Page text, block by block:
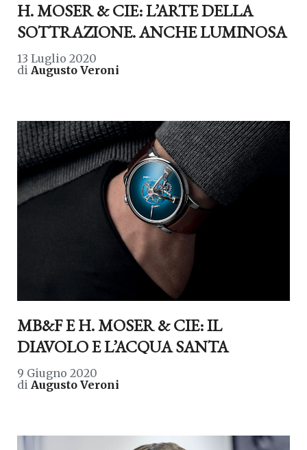
H. MOSER & CIE: L’ARTE DELLA
SOTTRAZIONE. ANCHE LUMINOSA
13 Luglio 2020
di Augusto Veroni
MB&F E H. MOSER & CIE: IL
DIAVOLO E L’ACQUA SANTA
9 Giugno 2020
di Augusto Veroni